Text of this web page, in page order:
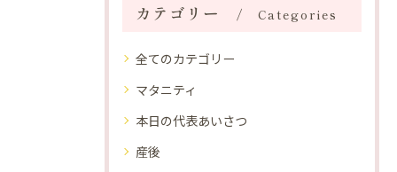
カテゴリー Categories
全てのカテゴリー
マタニティ
本日の代表あいさつ
産後